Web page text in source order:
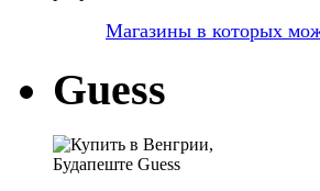
Магазины в которых
Guess